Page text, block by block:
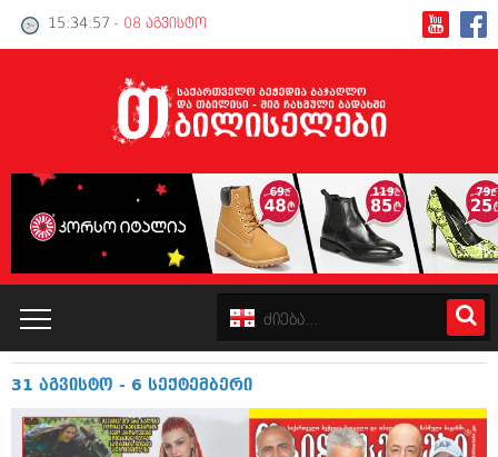
15:34:58 - 08 აგვისტო
კატალოგი
პოლიტიკა
31 აგვისტო - 6 სექტემბერი